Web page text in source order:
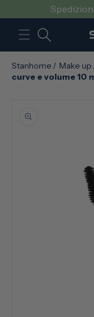
DIRETTAMENTE
Stanhome / Make up
curve e volume 10